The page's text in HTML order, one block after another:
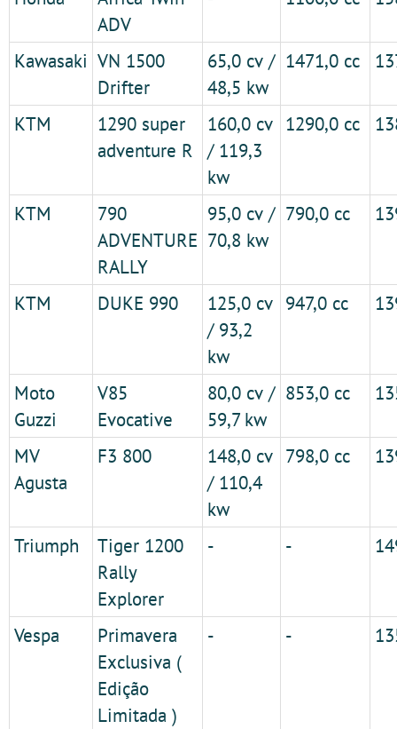
ADV
Kawasaki VN 1500
Drifter
65,0 cv /
48,5 kw
1471,0 cc
KTM
1290 super
adventure R
160,0 cv
/ 119,3
kw
1290,0 cc
KTM
790
ADVENTURE
RALLY
95,0 cv /
70,8 kw
790,0 cc
KTM DUKE 990
125,0 cv
/ 93,2
kw
947,0 cc
Moto
Guzzi
V85
Evocative
80,0 cv /
59,7 kw
853,0 cc
MV
Agusta
F3 800
148,0 cv
/ 110,4
kw
798,0 cc
Triumph
Tiger 1200
Rally
Explorer
- -
Vespa
Primavera
Exclusiva (
Edição
Limitada )
- -